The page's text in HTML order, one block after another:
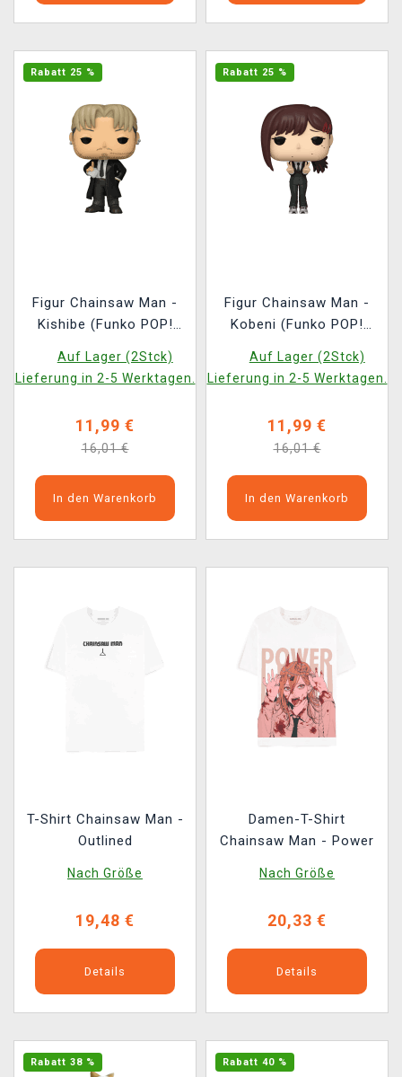
Rabatt 25 %
Figur Chainsaw Man -
Kishibe (Funko POP!
Auf Lager (2Stck)
Lieferung in 2-5 Werktagen.
11,99 €
16,01 €
In den Warenkorb
Rabatt 25 %
Figur Chainsaw Man -
Kobeni (Funko POP!
Auf Lager (2Stck)
Lieferung in 2-5 Werktagen.
11,99 €
16,01 €
In den Warenkorb
T-Shirt Chainsaw Man -
Outlined
Nach Größe
19,48 €
Details
Damen-T-Shirt
Chainsaw Man - Power
Nach Größe
20,33 €
Details
Rabatt 38 % Rabatt 40 %